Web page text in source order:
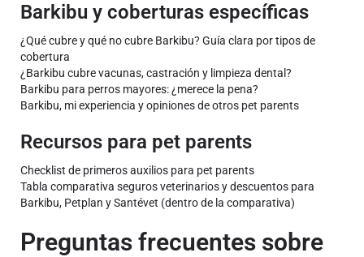
Barkibu y coberturas específicas
¿Qué cubre y qué no cubre Barkibu? Guía clara por tipos de
cobertura
¿Barkibu cubre vacunas, castración y limpieza dental?
Barkibu para perros mayores: ¿merece la pena?
Barkibu, mi experiencia y opiniones de otros pet parents
Recursos para pet parents
Checklist de primeros auxilios para pet parents
Tabla comparativa seguros veterinarios y descuentos para
Barkibu, Petplan y Santévet (dentro de la comparativa)
Preguntas frecuentes sobre